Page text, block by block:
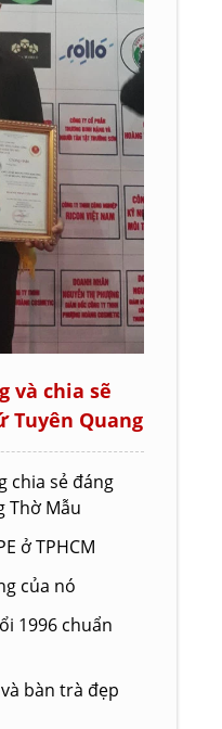
và chia sẽ
Tuyên Quang
chia sẻ đáng
Thờ Mẫu
ở TPHCM
của nó
1996 chuẩn
bàn trà đẹp